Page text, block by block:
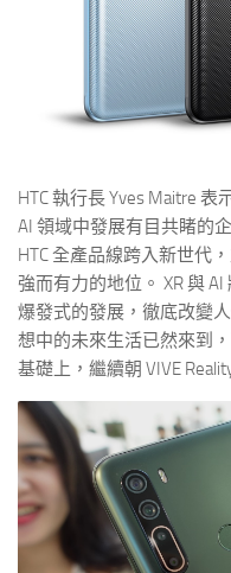
HTC 執行長 Yves Maitre 表
AI 領域中發展有目共睹的
HTC 全產品線跨入新世代
強而有力的地位。 XR 與
爆發式的發展，徹底改變
想中的未來生活已然來到，
基礎上，繼續朝 VIVE